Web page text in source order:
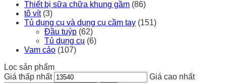
Thiết bị sữa chữa khung gầm (86)
tô vít (3)
Tủ dụng cụ và dụng cụ cầm tay (151)
Đầu tuýp (62)
Tủ dụng cụ (6)
Vam cảo (107)
Lọc sản phẩm
Giá thấp nhất
Giá cao nhất